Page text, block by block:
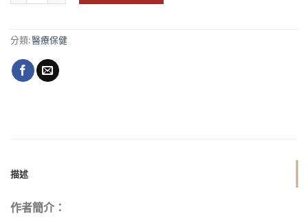
分類:醫療保健
描述
作者簡介：